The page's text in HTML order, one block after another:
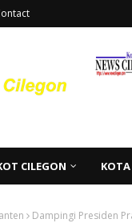
CILEGON KOTA
Dampingi Presiden